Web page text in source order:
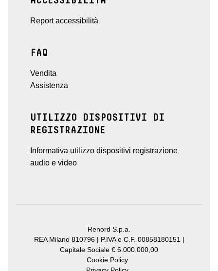
Report accessibilità
FAQ
Vendita
Assistenza
UTILIZZO DISPOSITIVI DI
REGISTRAZIONE
Informativa utilizzo dispositivi registrazione
audio e video
Renord S.p.a.
REA Milano 810796 | P.IVA e C.F. 00858180151 |
Capitale Sociale € 6.000.000,00
Cookie Policy